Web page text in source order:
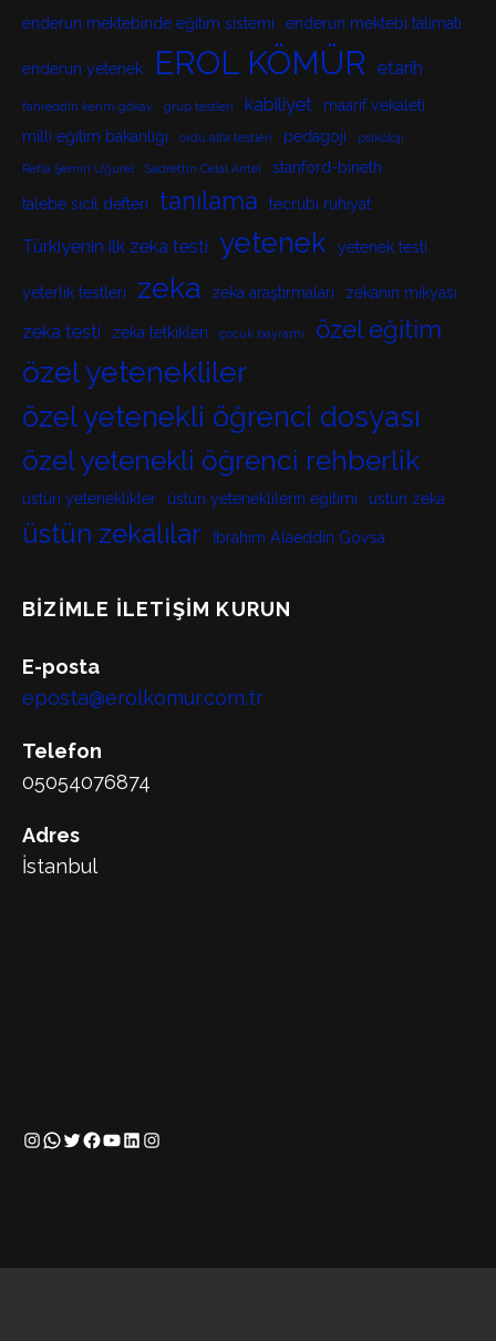
enderun mektebinde eğitim sistemi enderun mektebi talimatı
enderun yetenek EROL KÖMÜR etarih
fahreddin kerim gökay grup testleri kabiliyet
maarif vekaleti
milli eğitim bakanlığı
ordu alfa testleri pedagoji psikoloji
Refia Şemin Uğurel Sadrettin Celal Antel stanford-bineth
talebe sicil defteri tanılama tecrübi ruhiyat
Türkiyenin ilk zeka testi yetenek yetenek testi
yeterlik testleri zeka zeka araştırmaları zekanın mikyası
zeka testi zeka tetkikleri çocuk bayramı özel eğitim
özel yetenekliler
özel yetenekli öğrenci dosyası
özel yetenekli öğrenci rehberlik
üstün yeteneklikler üstün yeteneklilerin eğitimi üstün zeka
üstün zekalılar İbrahim Alaeddin Gövsa
BIZIMLE İLETIŞIM KURUN
E-posta
eposta@erolkomur.com.tr
Telefon
05054076874
Adres
İstanbul
Instagram
WhatsApp
Twitter
Facebook
YouTube
LinkedIn
Instagram